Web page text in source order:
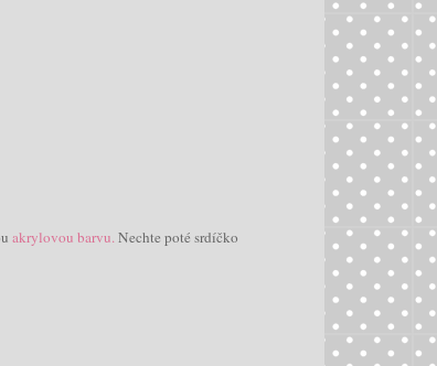
akrylovou barvu.Nechte poté srdíčko